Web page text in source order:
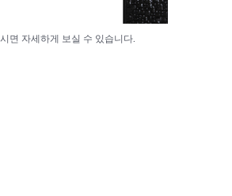
면 자세하게 보실 수 있습니다.